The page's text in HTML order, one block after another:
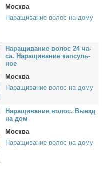
Москва
Наращивание волос на дому
На­ра­щи­ва­ние во­лос 24 ча­
са. На­ра­щи­ва­ние кап­суль­
ное
Москва
Наращивание волос на дому
На­ра­щи­ва­ние во­лос. Вы­езд
на дом
Москва
Наращивание волос на дому